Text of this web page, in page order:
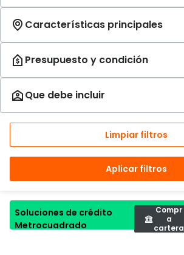
Limpiar filtros
Aplicar filtros
Soluciones de crédito
Metrocuadrado
Compr
a
cartera